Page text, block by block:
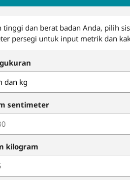
tinggi dan berat badan Anda, pilih
persegi untuk input metrik dan
sentimeter
kilogram